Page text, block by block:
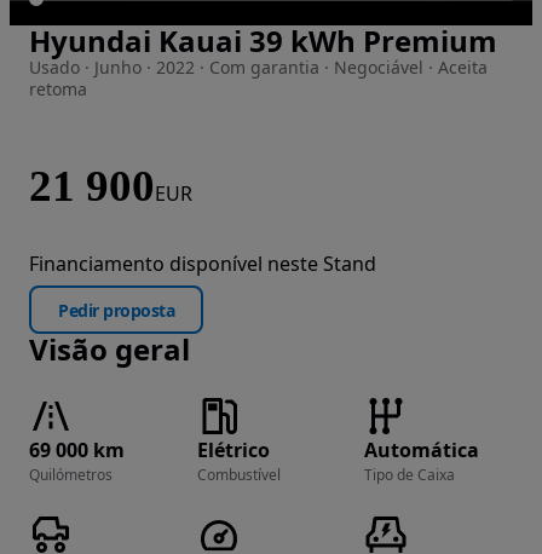
Imagem 1 de 35
Hyundai Kauai 39 kWh Premium
Usado · Junho · 2022 · Com garantia · Negociável · Aceita
retoma
21 900EUR
Financiamento disponível neste Stand
Pedir proposta
Visão geral
69 000 km
Quilómetros
Elétrico
Combustível
Automática
Tipo de Caixa